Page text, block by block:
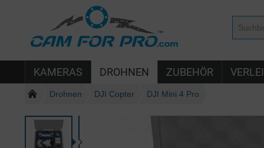
KAMERAS DROHNEN ZUBEHÖR
Drohnen DJI Copter DJI Mini 4 Pro